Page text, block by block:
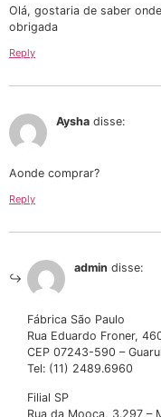
Olá, gostaria de saber
obrigada
Reply
Aysha disse:
Aonde comprar?
Reply
admin disse:
Fábrica São Paulo
Rua Eduardo Froner,
CEP 07243-590 –
Tel: (11) 2489.6960
Filial SP
Rua da Mooca, 3.297 –